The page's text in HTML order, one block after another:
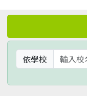
左邊區域內容
依學校